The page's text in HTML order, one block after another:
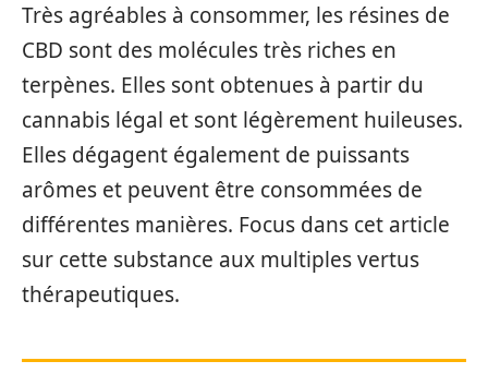
Très agréables à consommer, les résines de
CBD sont des molécules très riches en
terpènes. Elles sont obtenues à partir du
cannabis légal et sont légèrement huileuses.
Elles dégagent également de puissants
arômes et peuvent être consommées de
différentes manières. Focus dans cet article
sur cette substance aux multiples vertus
thérapeutiques.